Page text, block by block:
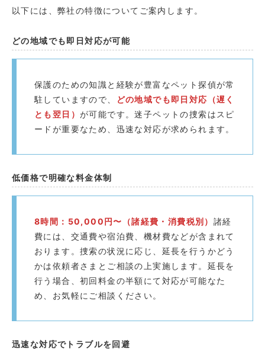
以下には、弊社の特徴についてご案内します。
どの地域でも即日対応が可能
保護のための知識と経験が豊富なペット探偵が常
駐していますので、
どの地域でも即日対応（遅く
とも翌日） が可能です。迷子ペットの捜索はスピ
ードが重要なため、迅速な対応が求められます。
低価格で明確な料金体制
8時間：50,000円〜（諸経費・消費税別） 諸経
費には、交通費や宿泊費、機材費などが含まれて
おります。捜索の状況に応じ、延長を行うかどう
かは依頼者さまとご相談の上実施します。延長を
行う場合、初回料金の半額にて対応が可能なた
め、お気軽にご相談ください。
迅速な対応でトラブルを回避️